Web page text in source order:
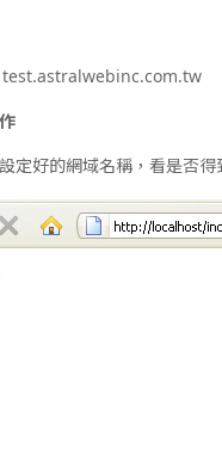
test.astralwebinc.com.tw
定好的網域名稱，看是否得